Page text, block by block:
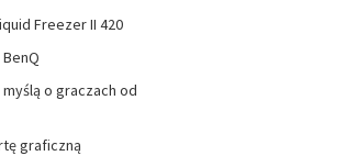
Freezer II 420
o graczach od
graficzną